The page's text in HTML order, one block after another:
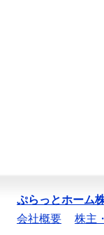
ぷらっとホーム
会社概要
株主